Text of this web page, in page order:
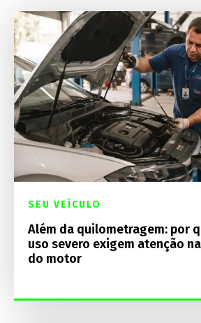
SEU VEÍCULO
Além da quilometragem: por
uso severo exigem atenção
do motor